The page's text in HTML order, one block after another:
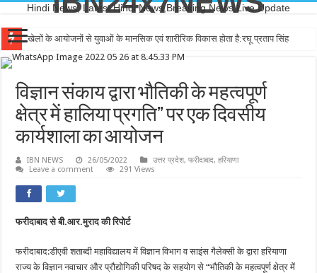
Hindi News, Latest Hindi News,Breaking News,Live Update
खेलों के आयोजनों से युवाओं के मानसिक एवं शारीरिक विकास होता है:रघू प्रताप सिंह
देवरिया – जान से भी प्यारा हमारा वतन
विज्ञान संकाय द्वारा भौतिकी के महत्वपूर्ण
क्षेत्र में हालिया प्रगति” पर एक दिवसीय
कार्यशाला का आयोजन
IBN NEWS 26/05/2022 उत्तर प्रदेश,फरीदाबाद,हरियाणा
Leave a comment
291 Views
फरीदाबाद से बी.आर.मुराद की रिपोर्ट
फरीदाबाद:डीएवी शताब्दी महाविद्यालय में विज्ञान विभाग व साइंस गैलेक्सी के द्वारा हरियाणा
राज्य के विज्ञान नवाचार और प्रौद्योगिकी परिषद के सहयोग से “भौतिकी के महत्वपूर्ण क्षेत्र में